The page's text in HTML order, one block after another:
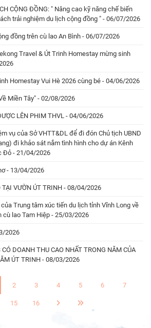
CỘNG ĐỒNG: " Nâng cao kỹ năng chế biến
trải nghiệm du lịch cộng đồng " - 06/07/2026
đồng trên cù lao An Bình - 06/07/2026
Travel & Út Trinh Homestay mừng sinh
Homestay Vui Hè 2026 cùng bé - 04/06/2026
Miền Tây" - 02/08/2026
LÊN PHIM THVL - 04/06/2026
vụ của Sở VHTT&DL để đi đón Chủ tịch UBND
đi khảo sát nắm tình hình cho dự án Kênh
Đỏ - 21/04/2026
- 13/04/2026
TẠI VƯỜN ÚT TRINH - 08/04/2026
Trung tâm xúc tiến du lịch tỉnh Vĩnh Long về
cù lao Tam Hiệp - 25/03/2026
2026
DOANH THU CAO NHẤT TRONG NĂM CỦA
ÚT TRINH - 08/03/2026
2 3 4 5 6 7
15 16